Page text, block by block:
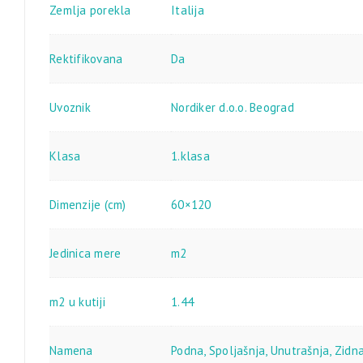
Zemlja porekla Italija
Rektifikovana Da
Uvoznik Nordiker d.o.o. Beograd
Klasa 1.klasa
Dimenzije (cm) 60×120
Jedinica mere m2
m2 u kutiji 1.44
Namena Podna Spoljašnja Unutrašnja